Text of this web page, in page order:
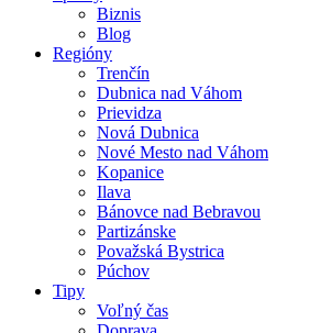
Biznis
Blog
Regióny
Trenčín
Dubnica nad Váhom
Prievidza
Nová Dubnica
Nové Mesto nad Váhom
Kopanice
Ilava
Bánovce nad Bebravou
Partizánske
Považská Bystrica
Púchov
Tipy
Voľný čas